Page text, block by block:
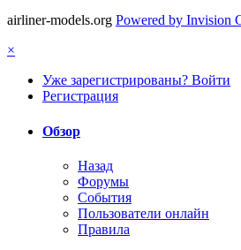
airliner-models.org Powered by Invision
×
Уже зарегистрированы? Войти
Регистрация
Обзор
Назад
Форумы
События
Пользователи онлайн
Правила